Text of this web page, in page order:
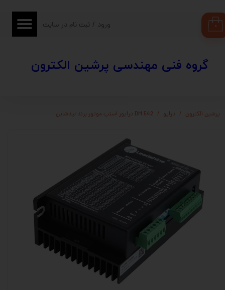
​​گروه فنی مهندسی پرشین الکترون
۰ ورود / ثبت نام در سایت
حساب کاربری من
سفارشات
پرشین الکترون درایو DM 542 درایور استپ موتور برند لیدشاین